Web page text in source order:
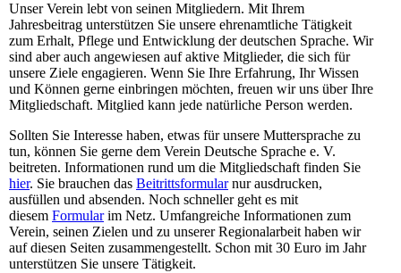
Unser Verein lebt von seinen Mitgliedern. Mit Ihrem
Jahresbeitrag unterstützen Sie unsere ehrenamtliche Tätigkeit
zum Erhalt, Pflege und Entwicklung der deutschen Sprache. Wir
sind aber auch angewiesen auf aktive Mitglieder, die sich für
unsere Ziele engagieren. Wenn Sie Ihre Erfahrung, Ihr Wissen
und Können gerne einbringen möchten, freuen wir uns über Ihre
Mitgliedschaft. Mitglied kann jede natürliche Person werden.
Sollten Sie Interesse haben, etwas für unsere Muttersprache zu
tun, können Sie gerne dem Verein Deutsche Sprache e. V.
beitreten. Informationen rund um die Mitgliedschaft finden Sie
hier. Sie brauchen das Beitrittsformularnur ausdrucken,
ausfüllen und absenden. Noch schneller geht es mit
diesem Formularim Netz. Umfangreiche Informationen zum
Verein, seinen Zielen und zu unserer Regionalarbeit haben wir
auf diesen Seiten zusammengestellt. Schon mit 30 Euro im Jahr
unterstützen Sie unsere Tätigkeit.